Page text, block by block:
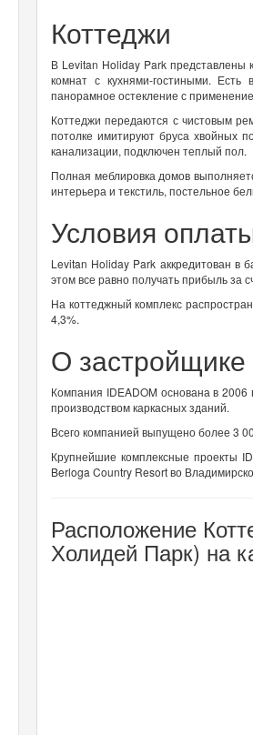
Коттеджи
В Levitan Holiday Park
комнат с кухнями-гостиными.
панорамное остекление с
Коттеджи передаются с чистовым
потолке имитируют бруса хвойных
канализации, подключен теплый пол.
Полная меблировка домов
интерьера и текстиль, постельное
Условия
Levitan Holiday Park аккредитован в
этом все равно получать прибыль
На коттеджный комплекс
4,3%.
О застройщике
Компания IDEADOM основана в 2006
производством каркасных зданий.
Всего компанией выпущено более 3
Крупнейшие комплексные проекты
Berloga Country Resort во
Расположение
Холидей Парк) на